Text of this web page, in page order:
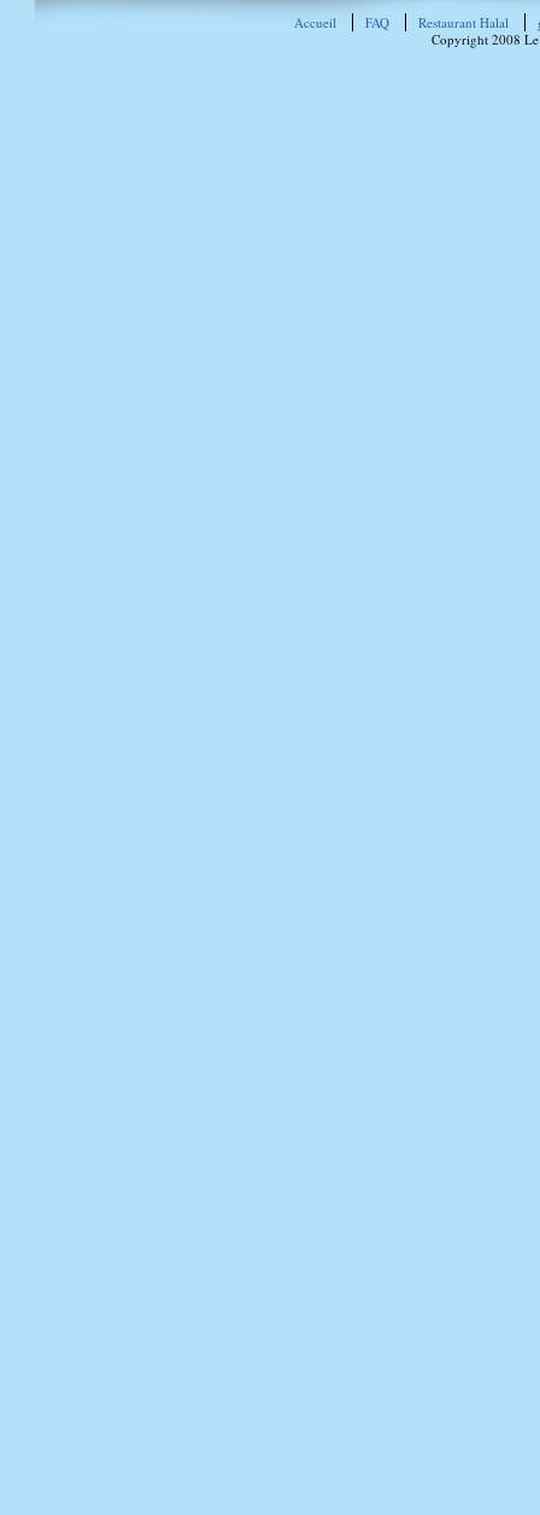
Accueil FAQ Restaurant Halal
Copyright 2008